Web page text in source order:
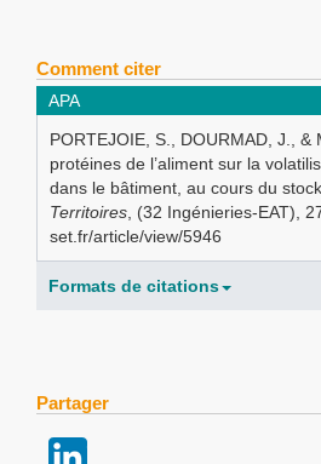
Comment citer
APA
PORTEJOIE, S., DOURMAD, J.,
protéines de l’aliment sur la
dans le bâtiment, au cours du
Territoires, (32 Ingénieries-EAT),
set.fr/article/view/5946
Formats de citations
Partager